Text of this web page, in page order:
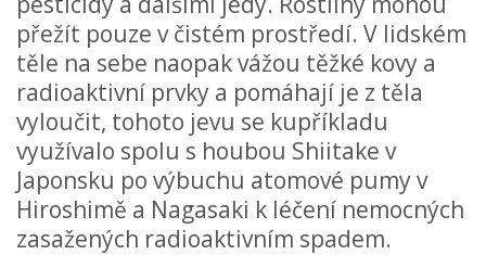
přežít pouze v čistém prostředí. V lidském
těle na sebe naopak vážou těžké kovy a
radioaktivní prvky a pomáhají je z těla
vyloučit, tohoto jevu se kupříkladu
využívalo spolu s houbou Shiitake v
Japonsku po výbuchu atomové pumy v
Hiroshimě a Nagasaki k léčení nemocných
zasažených radioaktivním spadem.